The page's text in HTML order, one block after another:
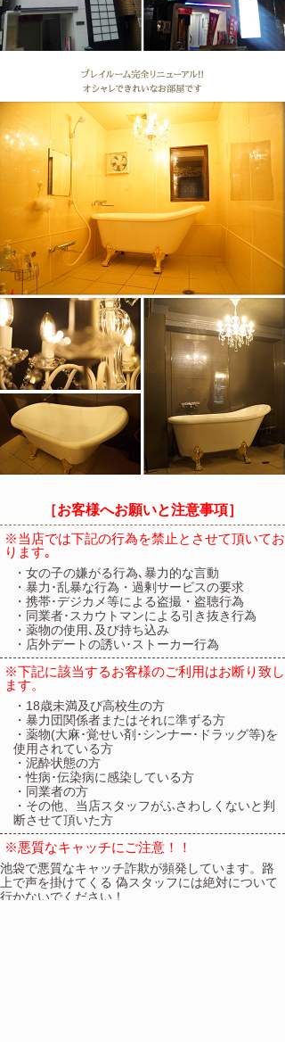
［お客様へお願いと注意事項］
※当店では下記の行為を禁止とさせて頂いてお
ります｡
・女の子の嫌がる行為､暴力的な言動
・暴力･乱暴な行為・過剰サービスの要求
・携帯･デジカメ等による盗撮・盗聴行為
・同業者･スカウトマンによる引き抜き行為
・薬物の使用､及び持ち込み
・店外デートの誘い･ストーカー行為
※下記に該当するお客様のご利用はお断り致し
ます。
・18歳未満及び高校生の方
・暴力団関係者またはそれに準ずる方
・薬物(大麻･覚せい剤･シンナー･ドラッグ等)を
使用されている方
・泥酔状態の方
・性病･伝染病に感染している方
・同業者の方
・その他、当店スタッフがふさわしくないと判
断させて頂いた方
※悪質なキャッチにご注意！！
池袋で悪質なキャッチ詐欺が頻発しています。路
上で声を掛けてくる 偽スタッフには絶対について
行かないでください！